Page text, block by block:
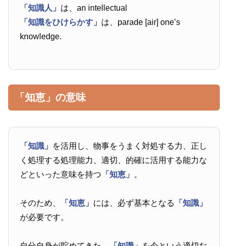
「知識人」 は、an intellectual
「知識をひけらかす」 は、parade [air] one’s
knowledge.
「知恵」の意味
「知識」 を活用し、物事をうまく対処する力、正し
く処理する処理能力、適切、的確に活用する能力な
どといった意味を持つ 「知恵」 。
そのため、 「知恵」 には、必ず基本となる
「知識」
が必要です。